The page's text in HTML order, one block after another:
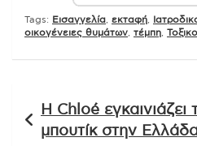
Tags: Εισαγγελία εκταφή
οικογένειες θυμάτων τέμπη
άρθρων
Η Chloé
μπουτίκ στην